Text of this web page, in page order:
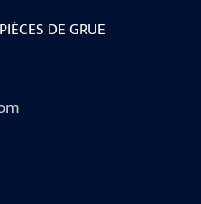
PIÈCES DE GRUE